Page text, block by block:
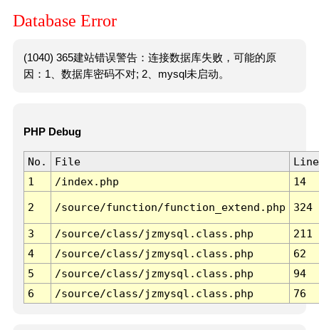
Database Error
(1040) 365建站错误警告：连接数据库失败，可能的原
因：1、数据库密码不对; 2、mysql未启动。
PHP Debug
No. File
Line
1
/index.php 14
2 /source/function/function_extend.php 324
3 /source/class/jzmysql.class.php
211
4
/source/class/jzmysql.class.php
62
5
/source/class/jzmysql.class.php
94
6
/source/class/jzmysql.class.php 76